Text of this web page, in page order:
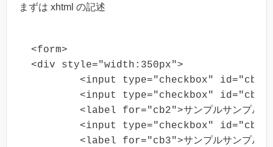
まずは xhtml の記述
<form>
<div style="width:350px">